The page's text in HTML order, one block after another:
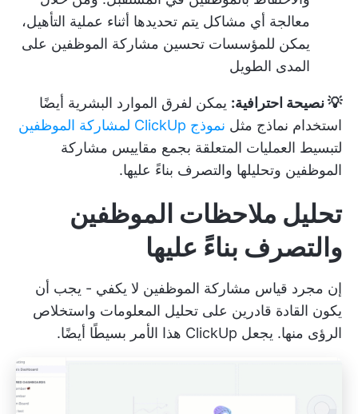
معالجة أي مشاكل يتم تحديدها أثناء عملية التأهيل،
يمكن للمؤسسات تحسين مشاركة الموظفين على
المدى الطويل
💡 نصيحة احترافية: يمكن لفرق الموارد البشرية أيضًا
استخدام نماذج مثل نموذج ClickUp لمشاركة الموظفين
لتبسيط العمليات المتعلقة بجمع مقاييس مشاركة
الموظفين وتحليلها والتصرف بناءً عليها.
تحليل ملاحظات الموظفين
والتصرف بناءً عليها
إن مجرد قياس مشاركة الموظفين لا يكفي - يجب أن
يكون القادة قادرين على تحليل المعلومات واستخلاص
الرؤى منها. يجعل ClickUp هذا الأمر بسيطًا أيضًا.